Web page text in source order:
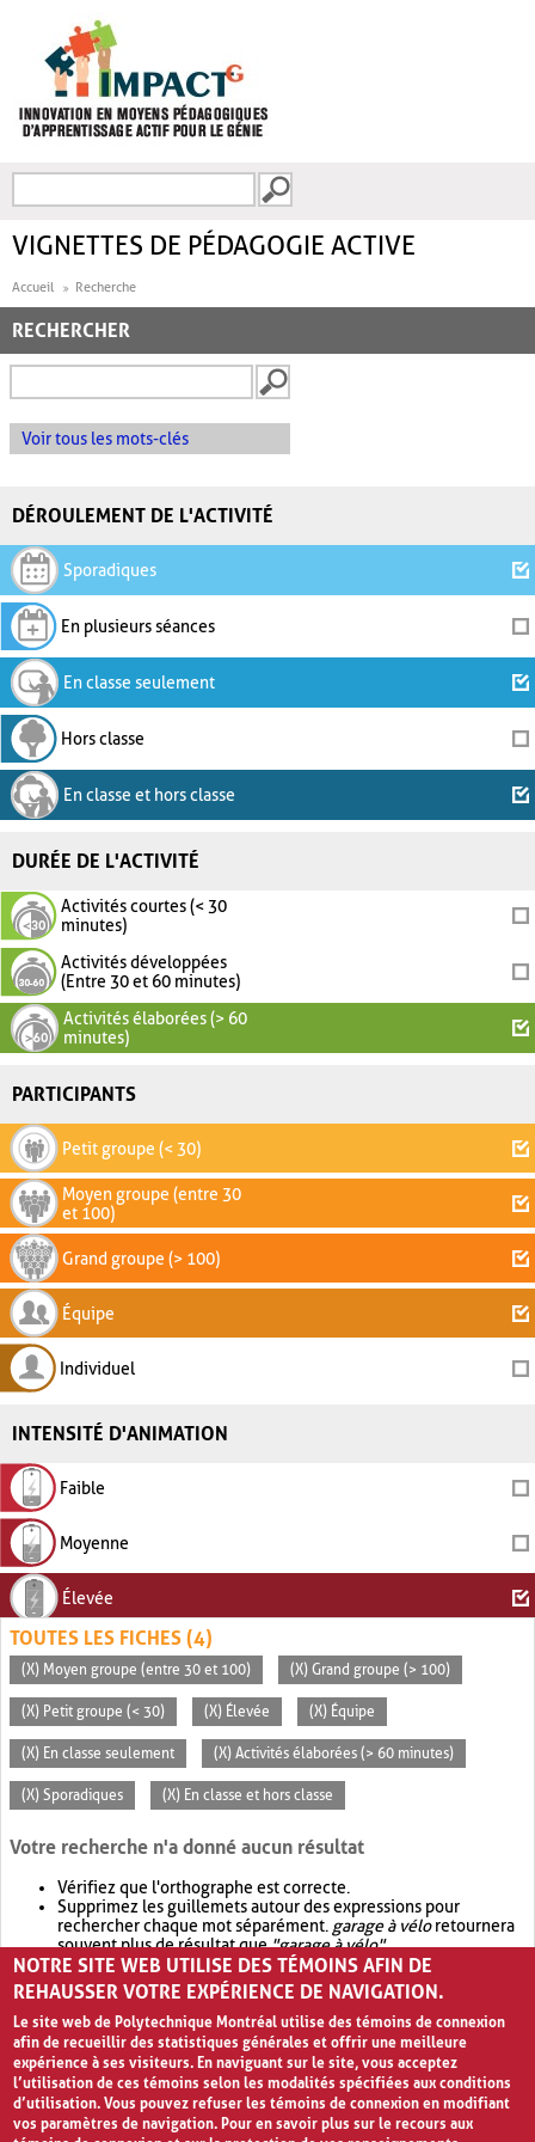
FORMULAIRE DE
VIGNETTES DE PÉDAGOGIE ACTIVE
Accueil Recherche
RECHERCHER
Voir tous les mots-clés
DÉROULEMENT DE L'ACTIVITÉ
Sporadiques
En plusieurs séances
En classe seulement
Hors classe
En classe et hors classe
DURÉE DE L'ACTIVITÉ
Activités courtes (< 30
minutes)
Activités développées
(Entre 30 et 60 minutes)
Activités élaborées (> 60
minutes)
PARTICIPANTS
Petit groupe (< 30)
Moyen groupe (entre 30
et 100)
Grand groupe (> 100)
Équipe
Individuel
INTENSITÉ D'ANIMATION
Faible
Moyenne
Élevée
TOUTES LES FICHES (4)
(X) Moyen groupe (entre 30 et 100) (X) Grand groupe (> 100)
(X) Petit groupe (< 30) (X) Élevée (X) Équipe
(X) En classe seulement (X) Activités élaborées (> 60 minutes)
(X) Sporadiques (X) En classe et hors classe
Votre recherche n'a donné aucun résultat
Vérifiez que l'orthographe est correcte.
Supprimez les guillemets autour des expressions pour
rechercher chaque mot séparément. garage à véloretournera
souvent plus de résultat que"garage à vélo".
Envisagez d'élargir votre recherche avec OR.garage OR vélo
retournera souvent plus de résultat quegarage à vélo
NOTRE SITE WEB UTILISE DES TÉMOINS AFIN DE
REHAUSSER VOTRE EXPÉRIENCE DE NAVIGATION.
Le site web de Polytechnique Montréal utilise des témoins de connexion
afin de recueillir des statistiques générales et offrir une meilleure
expérience à ses visiteurs. En naviguant sur le site, vous acceptez
l’utilisation de ces témoins selon les modalités spécifiées aux conditions
d’utilisation. Vous pouvez refuser les témoins de connexion en modifiant
vos paramètres de navigation. Pour en savoir plus sur le recours aux